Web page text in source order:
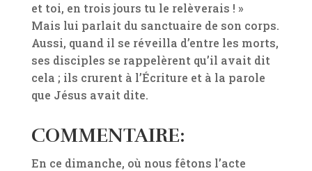
et toi, en trois jours tu le relèverais ! »
Mais lui parlait du sanctuaire de son corps.
Aussi, quand il se réveilla d’entre les morts,
ses disciples se rappelèrent qu’il avait dit
cela ; ils crurent à l’Écriture et à la parole
que Jésus avait dite.
COMMENTAIRE:
En ce dimanche, où nous fêtons l’acte